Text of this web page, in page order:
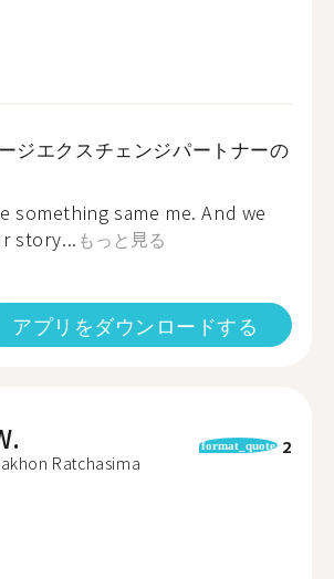
ジエクスチェンジパートナーの
something same me. And we
story... もっと見る
アプリをダウンロードする
Ratchasima
format_quote 2